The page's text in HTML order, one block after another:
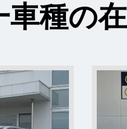
車種の